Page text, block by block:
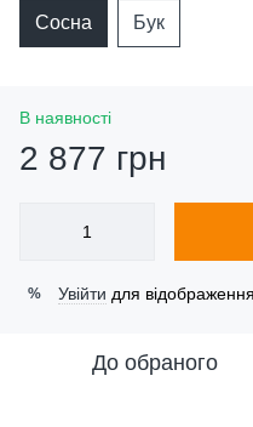
Сосна Бук
В наявності
2 877 грн
% Увійти для
До обраного